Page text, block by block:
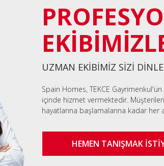
UZMAN EKİBİMİZ SİZİ
Spain Homes, TEKCE
içinde hizmet vermektedir.
hayatlarına başlamalarına kadar
HEMEN TANIŞMAK